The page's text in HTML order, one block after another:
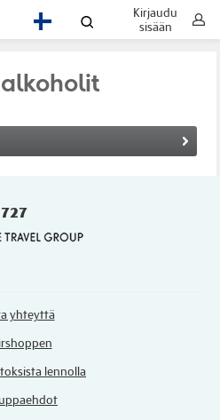
Kirjaudu
sisään
yhteyttä
lennolla